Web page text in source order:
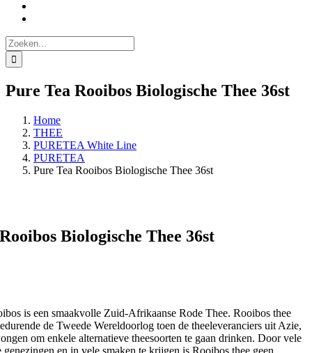
Zoeken
naar:
Pure Tea Rooibos Biologische Thee 36st
Home
THEE
PURETEA White Line
PURETEA
Pure Tea Rooibos Biologische Thee 36st
Biologische Thee 36st
is een smaakvolle Zuid-Afrikaanse Rode Thee. Rooibos thee
de Tweede Wereldoorlog toen de theeleveranciers uit Azie,
om enkele alternatieve theesoorten te gaan drinken. Door vele
en in vele smaken te krijgen is Rooibos thee geen